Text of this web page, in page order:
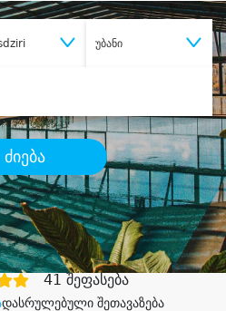
უბანი
ძიება
მომსახურება
დასრულებული შეთავაზება
41 შეფასება